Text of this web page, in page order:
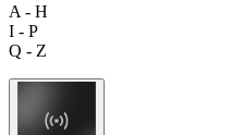
A - H
I - P
Q - Z